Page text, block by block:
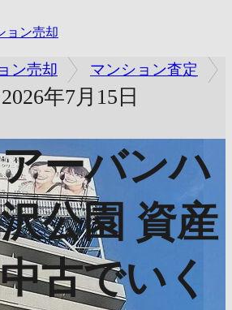
ョン売却
ン売却 マンション査定
年7月15日
ーバンハ
公園 資産
古でいく